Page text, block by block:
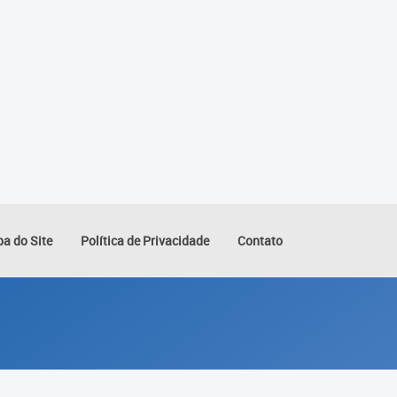
do Site Política de Privacidade Contato